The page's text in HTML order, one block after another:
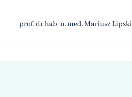
prof. dr hab. n. med. Mariusz Lipski